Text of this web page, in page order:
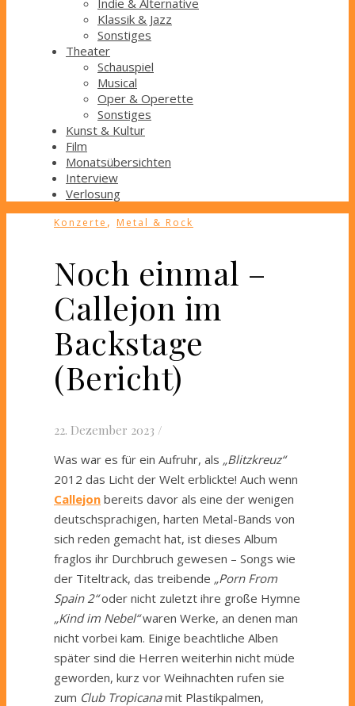
Indie & Alternative
Klassik & Jazz
Sonstiges
Theater
Schauspiel
Musical
Oper & Operette
Sonstiges
Kunst & Kultur
Film
Monatsübersichten
Interview
Verlosung
Konzerte , Metal & Rock
Noch einmal –
Callejon im
Backstage
(Bericht)
22. Dezember 2023 /
Was war es für ein Aufruhr, als „Blitzkreuz“
2012 das Licht der Welt erblickte! Auch wenn
Callejon bereits davor als eine der wenigen
deutschsprachigen, harten Metal-Bands von
sich reden gemacht hat, ist dieses Album
fraglos ihr Durchbruch gewesen – Songs wie
der Titeltrack, das treibende „Porn From
Spain 2“oder nicht zuletzt ihre große Hymne
„Kind im Nebel“waren Werke, an denen man
nicht vorbei kam. Einige beachtliche Alben
später sind die Herren weiterhin nicht müde
geworden, kurz vor Weihnachten rufen sie
zum Club Tropicanamit Plastikpalmen,